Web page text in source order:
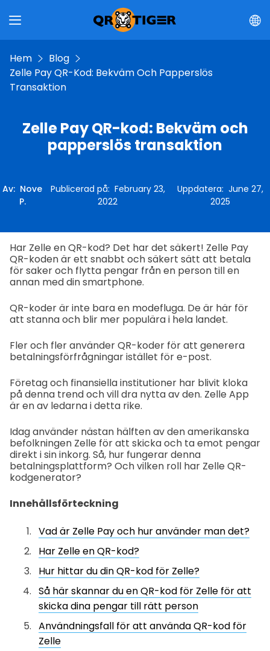
Hem
Blog
Zelle Pay QR-Kod: Bekväm Och Papperslös
Transaktion
Zelle Pay QR-kod: Bekväm och
papperslös transaktion
Av: Nove
P.
Publicerad på: February 23,
2022
Uppdatera: June 27,
2025
Har Zelle en QR-kod? Det har det säkert! Zelle Pay
QR-koden är ett snabbt och säkert sätt att betala
för saker och flytta pengar från en person till en
annan med din smartphone.
QR-koder är inte bara en modefluga. De är här för
att stanna och blir mer populära i hela landet.
Fler och fler använder QR-koder för att generera
betalningsförfrågningar istället för e-post.
Företag och finansiella institutioner har blivit kloka
på denna trend och vill dra nytta av den. Zelle App
är en av ledarna i detta rike.
Idag använder nästan hälften av den amerikanska
befolkningen Zelle för att skicka och ta emot pengar
direkt i sin inkorg. Så, hur fungerar denna
betalningsplattform? Och vilken roll har Zelle QR-
kodgenerator?
Innehållsförteckning
Vad är Zelle Pay och hur använder man det?
Har Zelle en QR-kod?
Hur hittar du din QR-kod för Zelle?
Så här skannar du en QR-kod för Zelle för att
skicka dina pengar till rätt person
Användningsfall för att använda QR-kod för
Zelle